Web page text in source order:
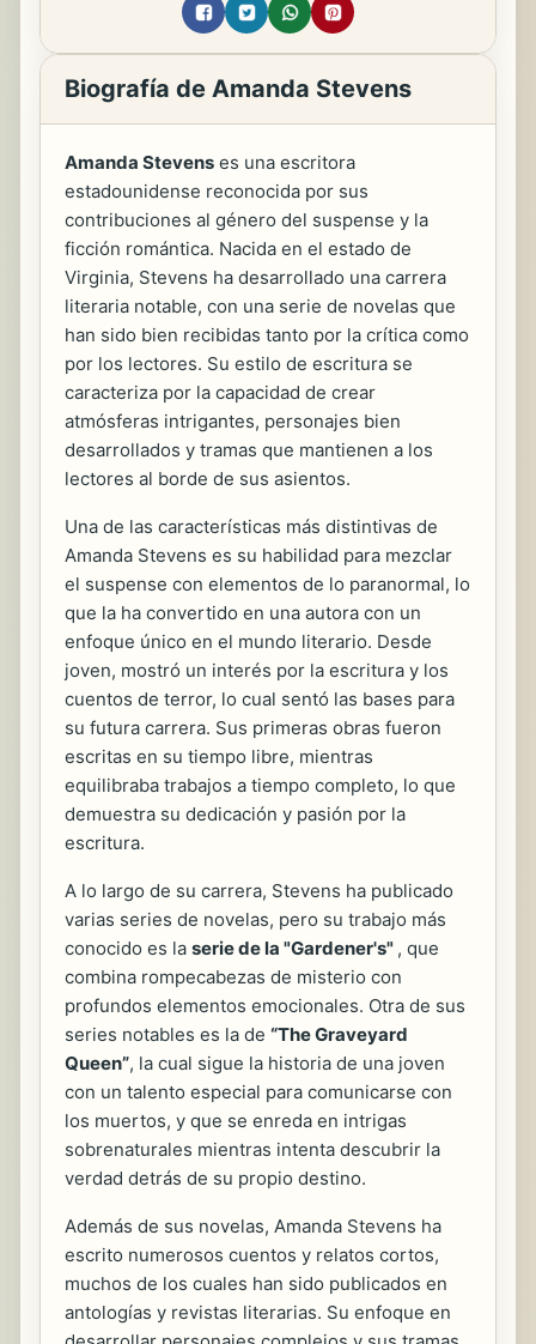
Biografía de Amanda Stevens
Amanda Stevens es una escritora
estadounidense reconocida por sus
contribuciones al género del suspense y la
ficción romántica. Nacida en el estado de
Virginia, Stevens ha desarrollado una carrera
literaria notable, con una serie de novelas que
han sido bien recibidas tanto por la crítica como
por los lectores. Su estilo de escritura se
caracteriza por la capacidad de crear
atmósferas intrigantes, personajes bien
desarrollados y tramas que mantienen a los
lectores al borde de sus asientos.
Una de las características más distintivas de
Amanda Stevens es su habilidad para mezclar
el suspense con elementos de lo paranormal, lo
que la ha convertido en una autora con un
enfoque único en el mundo literario. Desde
joven, mostró un interés por la escritura y los
cuentos de terror, lo cual sentó las bases para
su futura carrera. Sus primeras obras fueron
escritas en su tiempo libre, mientras
equilibraba trabajos a tiempo completo, lo que
demuestra su dedicación y pasión por la
escritura.
A lo largo de su carrera, Stevens ha publicado
varias series de novelas, pero su trabajo más
conocido es la serie de la "Gardener's" , que
combina rompecabezas de misterio con
profundos elementos emocionales. Otra de sus
series notables es la de “The Graveyard
Queen”, la cual sigue la historia de una joven
con un talento especial para comunicarse con
los muertos, y que se enreda en intrigas
sobrenaturales mientras intenta descubrir la
verdad detrás de su propio destino.
Además de sus novelas, Amanda Stevens ha
escrito numerosos cuentos y relatos cortos,
muchos de los cuales han sido publicados en
antologías y revistas literarias. Su enfoque en